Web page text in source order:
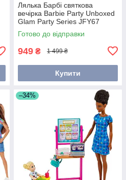
Лялька Барбі святкова
вечірка Barbie Party Unboxed
Glam Party Series JFY67
Готово до відправки
949 ₴ 1 499 ₴
Купити
–34%